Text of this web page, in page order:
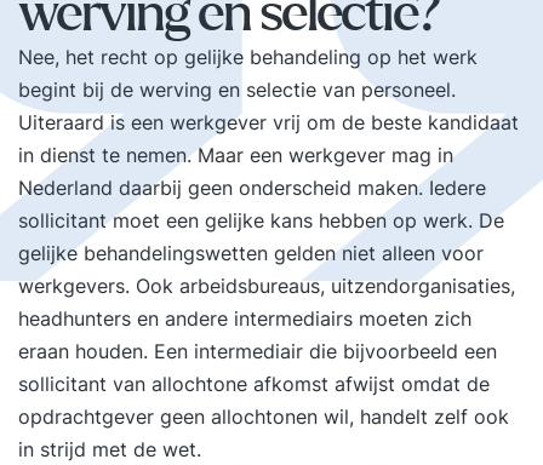
werving en selectie?
Nee, het recht op gelijke behandeling op het werk
begint bij de werving en selectie van personeel.
Uiteraard is een werkgever vrij om de beste kandidaat
in dienst te nemen. Maar een werkgever mag in
Nederland daarbij geen onderscheid maken. Iedere
sollicitant moet een gelijke kans hebben op werk. De
gelijke behandelingswetten gelden niet alleen voor
werkgevers. Ook arbeidsbureaus, uitzendorganisaties,
headhunters en andere intermediairs moeten zich
eraan houden. Een intermediair die bijvoorbeeld een
sollicitant van allochtone afkomst afwijst omdat de
opdrachtgever geen allochtonen wil, handelt zelf ook
in strijd met de wet.